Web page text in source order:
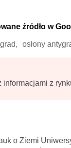
źródło w
grad, osłony
informacjami z
o Ziemi